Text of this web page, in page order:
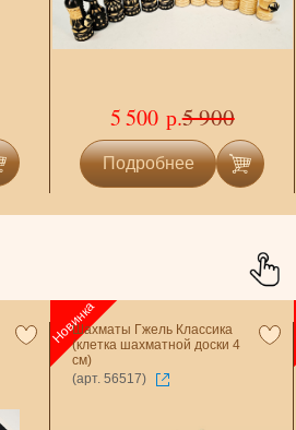
5 900
5 500 р.
Подробнее
Шахматы Гжель Классика
(клетка шахматной доски 4
см)
(арт. 56517)